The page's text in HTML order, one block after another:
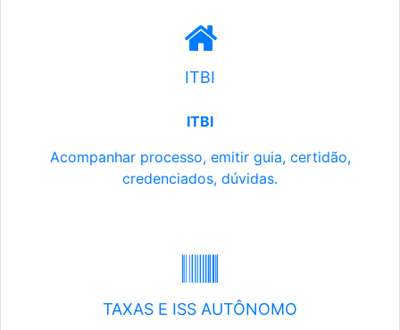
ITBI
ITBI
Acompanhar processo, emitir guia, certidão,
credenciados, dúvidas.
TAXAS E ISS AUTÔNOMO